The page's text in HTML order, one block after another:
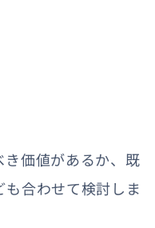
価値があるか、既
合わせて検討しま